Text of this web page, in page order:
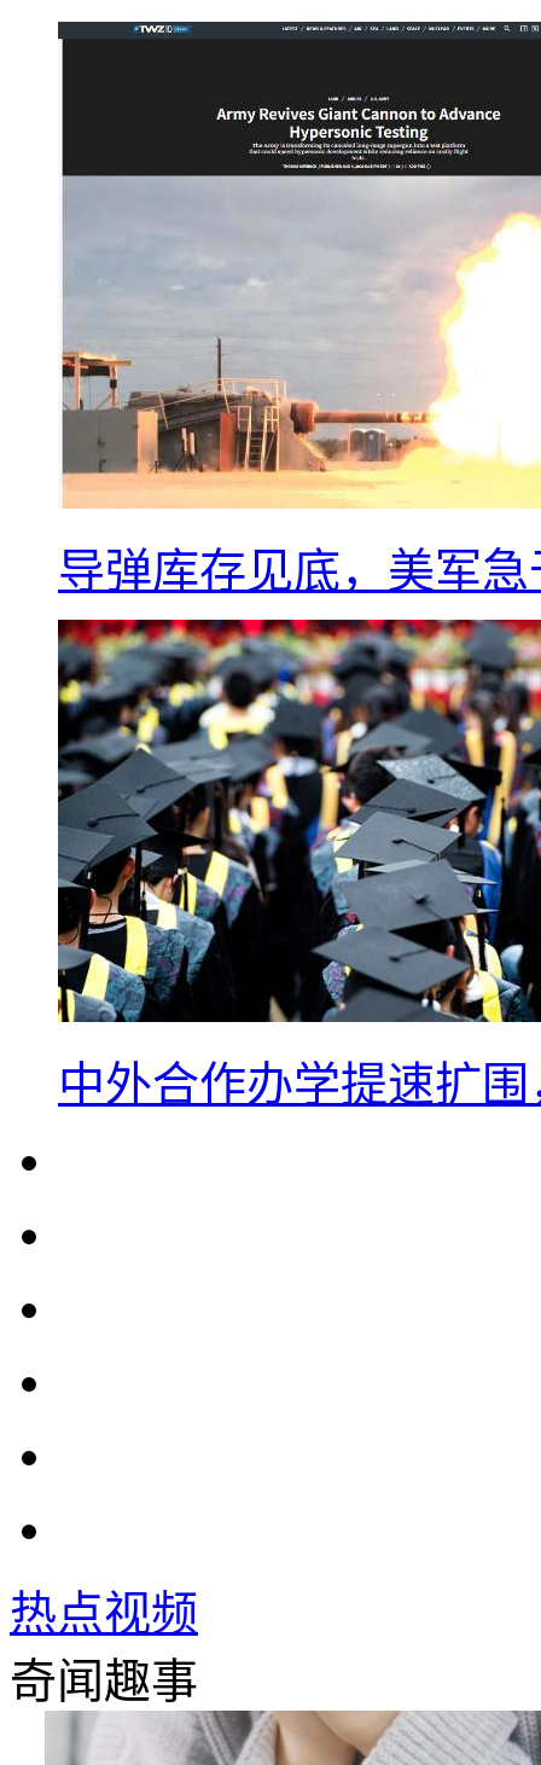
导弹库存见底，美军
中外合作办学提速扩
热点视频
奇闻趣事